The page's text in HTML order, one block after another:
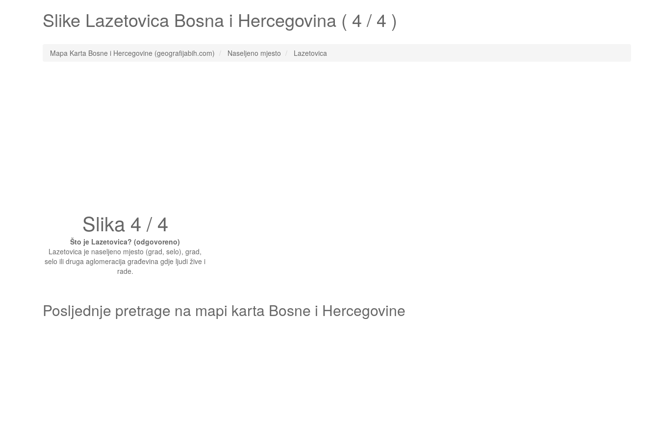
Slike Lazetovica Bosna i Hercegovina ( 4 / 4 )
Mapa Karta Bosne i Hercegovine (geografijabih.com) Naseljeno mjesto Lazetovica
Slika 4 / 4
Što je Lazetovica? (odgovoreno)
Lazetovica je naseljeno mjesto (grad, selo), grad,
selo ili druga aglomeracija građevina gdje ljudi žive i
rade.
Posljednje pretrage na mapi karta Bosne i Hercegovine